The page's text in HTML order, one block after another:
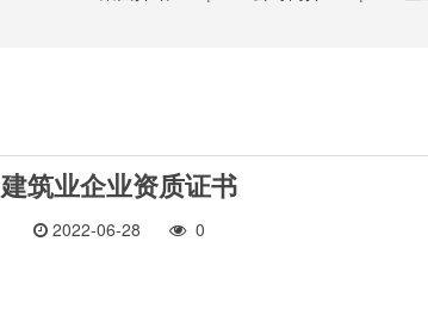
建筑业企业资质证书
2022-06-28 0